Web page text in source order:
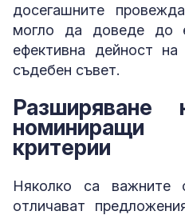
досегашните
могло да доведе до
ефективна дейност
съдебен съвет.
номиниращи
критерии
Няколко са важните
отличават